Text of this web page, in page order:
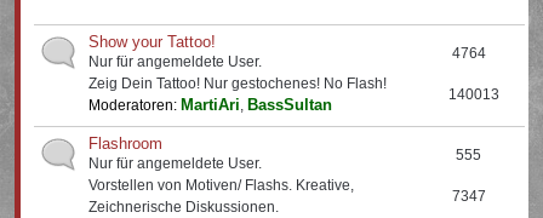
Show your Tattoo!
Nur für angemeldete User.
Zeig Dein Tattoo! Nur gestochenes! No Flash!
Moderatoren: MartiAri, BassSultan
4764
140013
Flashroom
Nur für angemeldete User.
Vorstellen von Motiven/ Flashs. Kreative,
Zeichnerische Diskussionen.
555
7347